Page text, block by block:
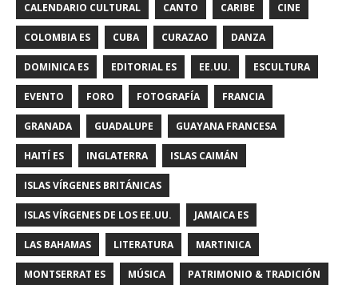
CALENDARIO CULTURAL CANTO CARIBE CINE
COLOMBIA ES CUBA CURAZAO DANZA
DOMINICA ES EDITORIAL ES EE.UU. ESCULTURA
EVENTO FORO FOTOGRAFÍA FRANCIA
GRANADA GUADALUPE GUAYANA FRANCESA
HAITÍ ES INGLATERRA ISLAS CAIMÁN
ISLAS VÍRGENES BRITÁNICAS
ISLAS VÍRGENES DE LOS EE.UU. JAMAICA ES
LAS BAHAMAS LITERATURA MARTINICA
MONTSERRAT ES MÚSICA PATRIMONIO & TRADICIÓN